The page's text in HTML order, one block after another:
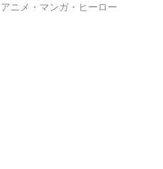
アニメ・マンガ・ヒーロー